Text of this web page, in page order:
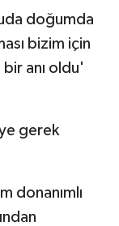
doğumda
bizim için
anı oldu'
gerek
donanımlı